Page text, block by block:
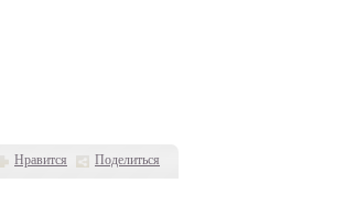
Нравится Поделиться